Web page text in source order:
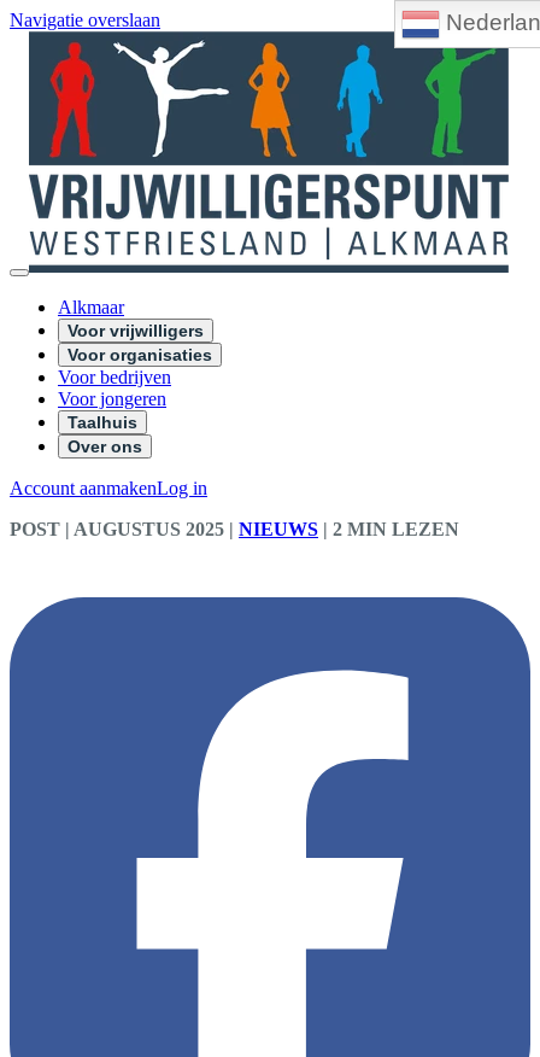
Navigatie overslaan
Alkmaar
Voor vrijwilligers
Voor organisaties
Voor bedrijven
Voor jongeren
Taalhuis
Over ons
Account aanmakenLog in
POST | AUGUSTUS 2025 | NIEUWS | 2 MIN LEZEN